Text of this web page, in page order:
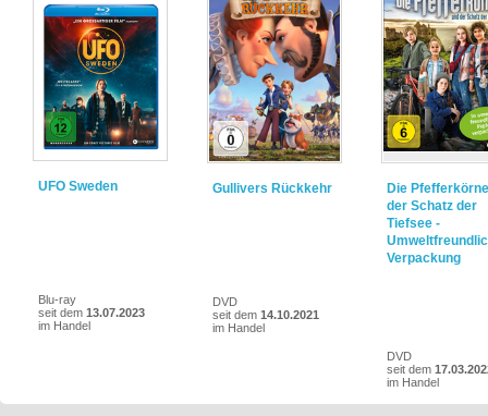
UFO Sweden
Blu-ray
seit dem 13.07.2023
im Handel
Gullivers Rückkehr
DVD
seit dem 14.10.2021
im Handel
Die
der Schatz der
Tiefsee -
Verpackung
DVD
seit dem
im Handel